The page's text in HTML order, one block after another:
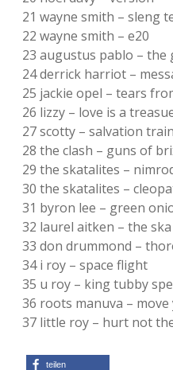
21 wayne smith – sleng
22 wayne smith – e20
23 augustus pablo –
24 derrick harriot –
25 jackie opel – tears
26 lizzy – love is a
27 scotty – salvation train
28 the clash – guns of
29 the skatalites –
30 the skatalites –
31 byron lee – green
32 laurel aitken – the
33 don drummond –
34 i roy – space flight
35 u roy – king tubby
36 roots manuva – move
37 little roy – hurt not
teilen